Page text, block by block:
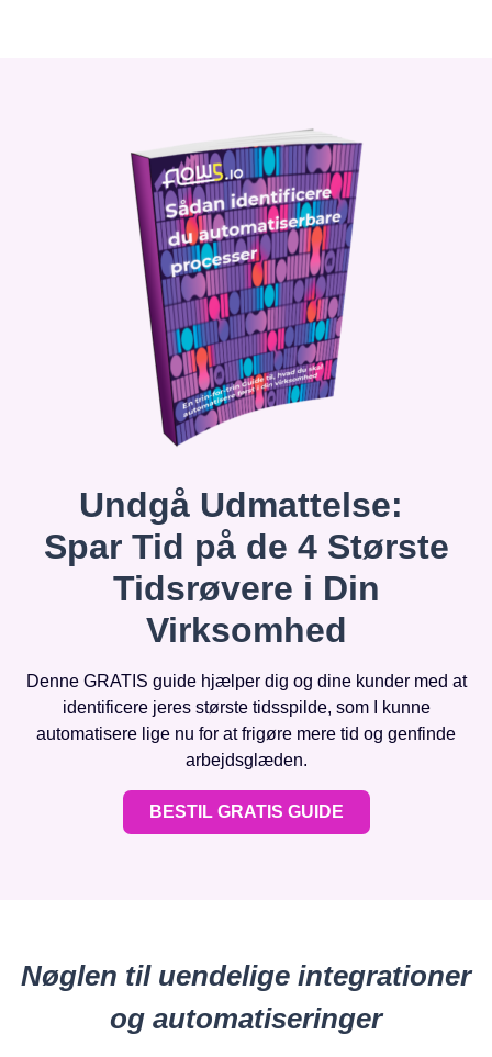
Undgå Udmattelse:
Spar Tid på de 4 Største
Tidsrøvere i Din
Virksomhed
Denne GRATIS guide hjælper dig og dine kunder med at
identificere jeres største tidsspilde, som I kunne
automatisere lige nu for at frigøre mere tid og genfinde
arbejdsglæden.
BESTIL GRATIS GUIDE
Nøglen til uendelige integrationer
og automatiseringer